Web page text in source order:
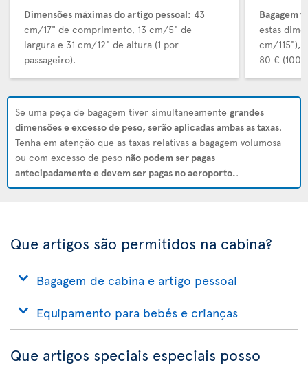
Dimensões máximas do artigo pessoal: 43
cm/17" de comprimento, 13 cm/5" de
largura e 31 cm/12" de altura (1 por
passageiro).
Bagagem
estas
cm/115"),
80 € (100
Se uma peça de bagagem tiver simultaneamente grandes
dimensões e excesso de peso, serão aplicadas ambas as taxas.
Tenha em atenção que as taxas relativas a bagagem volumosa
ou com excesso de peso não podem ser pagas
antecipadamente e devem ser pagas no aeroporto..
Que artigos são permitidos na cabina?
Bagagem de cabina e artigo pessoal
Equipamento para bebés e crianças
Que artigos speciais especiais posso